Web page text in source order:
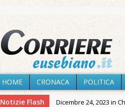
HOME CRONACA POLITICA
Notizie Flash
Dicembre 24, 2023 in